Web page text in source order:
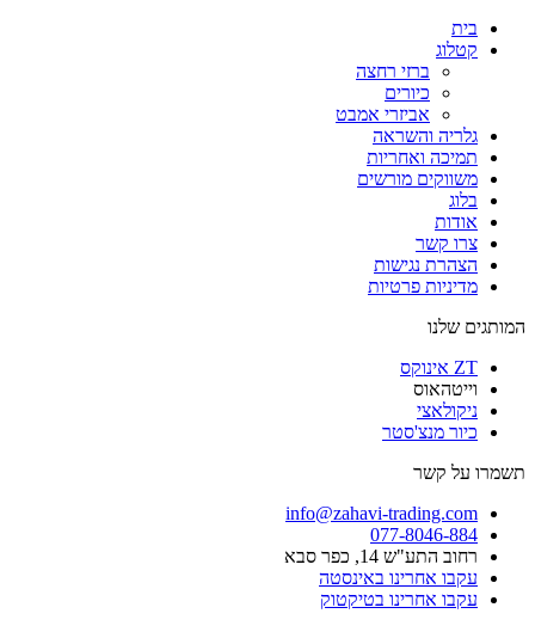
בית
קטלוג
ברזי רחצה
כיורים
אביזרי אמבט
גלריה והשראה
תמיכה ואחריות
משווקים מורשים
בלוג
אודות
צרו קשר
הצהרת נגישות
מדיניות פרטיות
המותגים שלנו
ZT אינוקס​
וייטהאוס​
ניקולאצי
כיור מנצ'סטר​
תשמרו על קשר
info@zahavi-trading.com
077-8046-884
רחוב התע"ש 14, כפר סבא
עקבו אחרינו באינסטה
עקבו אחרינו בטיקטוק